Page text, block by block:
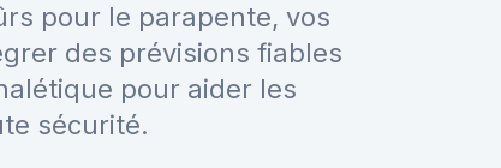
pour le parapente, vos
des prévisions fiables
pour aider les
sécurité.